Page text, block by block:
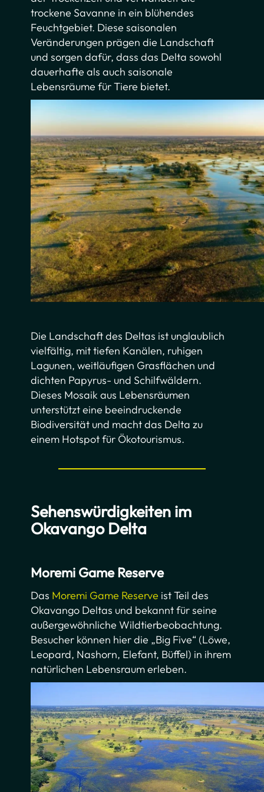
trockene Savanne in ein blühendes
Feuchtgebiet. Diese saisonalen
Veränderungen prägen die Landschaft
und sorgen dafür, dass das Delta sowohl
dauerhafte als auch saisonale
Lebensräume für Tiere bietet.
Die Landschaft des Deltas ist unglaublich
vielfältig, mit tiefen Kanälen, ruhigen
Lagunen, weitläufigen Grasflächen und
dichten Papyrus- und Schilfwäldern.
Dieses Mosaik aus Lebensräumen
unterstützt eine beeindruckende
Biodiversität und macht das Delta zu
einem Hotspot für Ökotourismus.
Sehenswürdigkeiten im
Okavango Delta
Moremi Game Reserve
Das Moremi Game Reserve ist Teil des
Okavango Deltas und bekannt für seine
außergewöhnliche Wildtierbeobachtung.
Besucher können hier die „Big Five“ (Löwe,
Leopard, Nashorn, Elefant, Büffel) in ihrem
natürlichen Lebensraum erleben.